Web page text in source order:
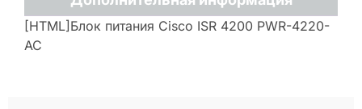
[HTML]Блок питания Cisco ISR 4200 PWR-4220-
AC